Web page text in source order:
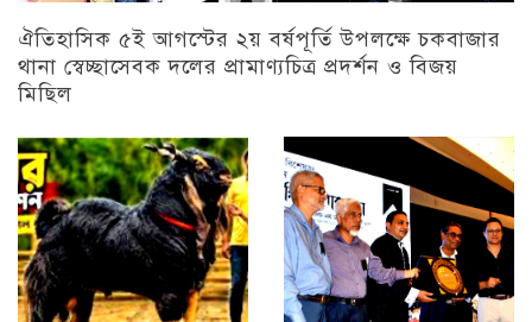
ঐতিহাসিক ৫ই আগস্টের ২য় বর্ষপূর্তি উপলক্ষে চকবাজার
থানা স্বেচ্ছাসেবক দলের প্রামাণ্যচিত্র প্রদর্শন ও বিজয়
মিছিল
চট্টগ্রাম